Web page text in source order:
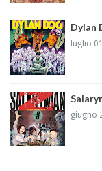
Dylan
luglio
giugno